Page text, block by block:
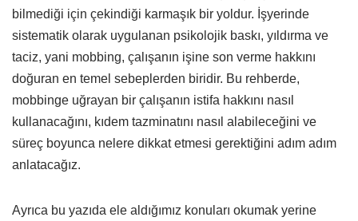
bilmediği için çekindiği karmaşık bir yoldur. İşyerinde
sistematik olarak uygulanan psikolojik baskı, yıldırma ve
taciz, yani mobbing, çalışanın işine son verme hakkını
doğuran en temel sebeplerden biridir. Bu rehberde,
mobbinge uğrayan bir çalışanın istifa hakkını nasıl
kullanacağını, kıdem tazminatını nasıl alabileceğini ve
süreç boyunca nelere dikkat etmesi gerektiğini adım adım
anlatacağız.
Ayrıca bu yazıda ele aldığımız konuları okumak yerine